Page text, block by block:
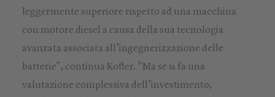
leggermente superiore rispetto ad una macchina
con motore diesel a causa della sua tecnologia
avanzata associata all’ingegnerizzazione delle
batterie", continua Kofler. "Ma se si fa una
valutazione complessiva dell’investimento,